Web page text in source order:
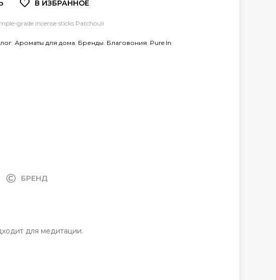
grade incense sticks Patchouli
Ароматы для дома Бренды Благовония Pure In
БРЕНД
для медитации.